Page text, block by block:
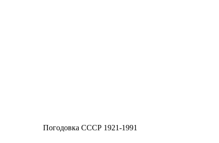
Погодовка СССР 1921-1991